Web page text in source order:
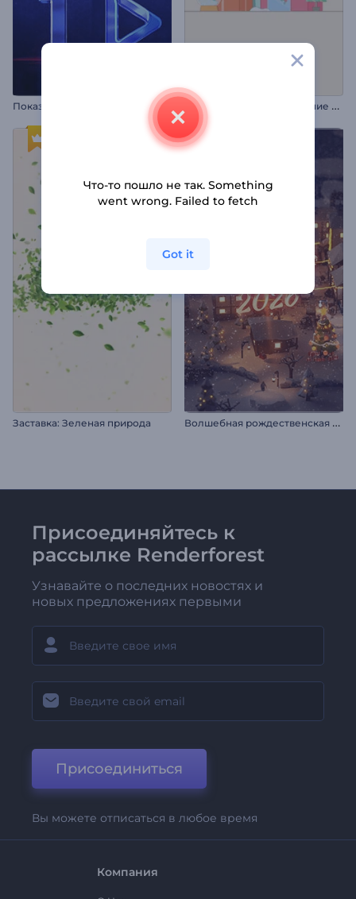
П
оказ логотипа обратного отсчета В
идеооткрытка Новогодние подарки
Заставка: Зеленая природа В
олшебная рождественская деревушка
Присоединяйтесь к
рассылке Renderforest
Узнавайте о последних новостях и
новых предложениях первыми
Присоединиться
Вы можете отписаться в любое время
Компания
Что-то пошло не так. Something
went wrong. Failed to fetch
Got it